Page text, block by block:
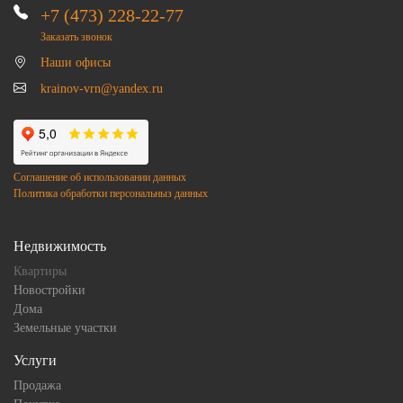
+7 (473) 228-22-77
Заказать звонок
Наши офисы
krainov-vrn@yandex.ru
Соглашение об использовании данных
Политика обработки персональныз данных
Недвижимость
Квартиры
Новостройки
Дома
Земельные участки
Услуги
Продажа